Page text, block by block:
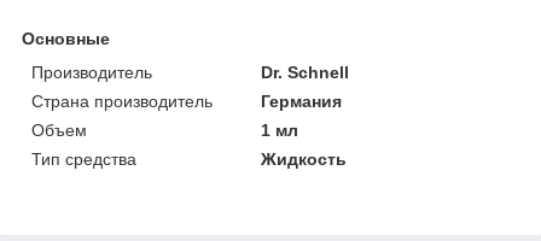
Основные
Производитель
Dr. Schnell
Страна производитель
Германия
Объем
1 мл
Тип средства
Жидкость